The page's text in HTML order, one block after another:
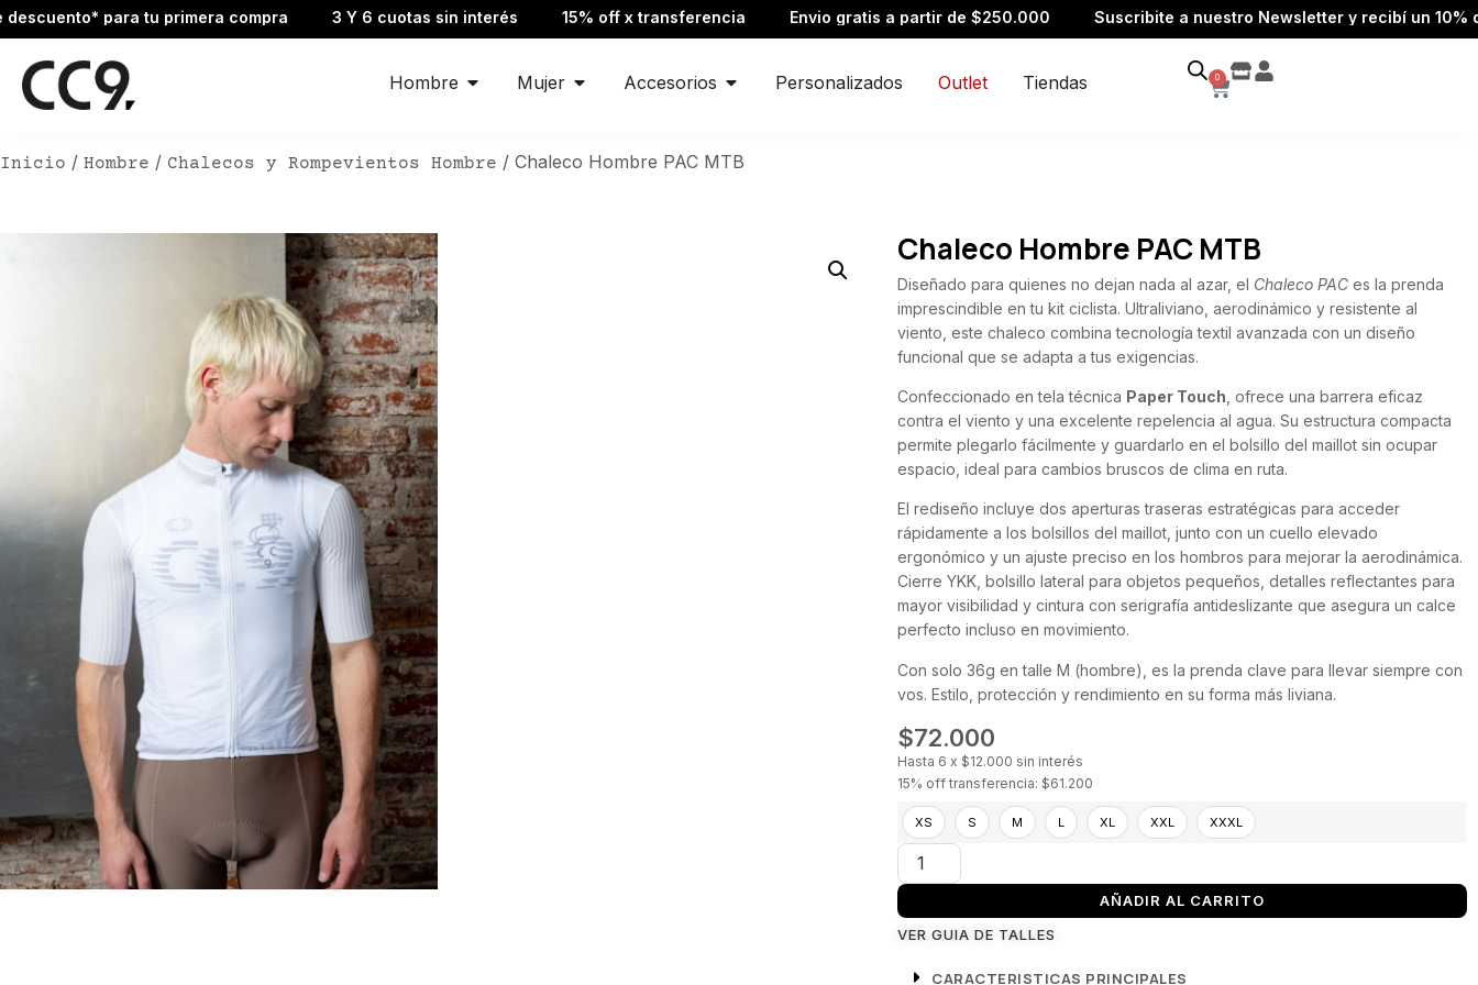
para tu primera compra 3 Y 6 cuotas sin interés 15% off x transferencia Envio gratis a partir de $250.000 Suscribite a nuestro Newsletter y recibí un 10% de
Hombre Mujer Accesorios Personalizados Outlet Tiendas 0
Inicio / Hombre / Chalecos y Rompevientos Hombre / Chaleco Hombre PAC MTB
Chaleco Hombre PAC MTB
Diseñado para quienes no dejan nada al azar, el Chaleco PAC es la prenda
imprescindible en tu kit ciclista. Ultraliviano, aerodinámico y resistente al
viento, este chaleco combina tecnología textil avanzada con un diseño
funcional que se adapta a tus exigencias.
Confeccionado en tela técnica Paper Touch , ofrece una barrera eficaz
contra el viento y una excelente repelencia al agua. Su estructura compacta
permite plegarlo fácilmente y guardarlo en el bolsillo del maillot sin ocupar
espacio, ideal para cambios bruscos de clima en ruta.
El rediseño incluye dos aperturas traseras estratégicas para acceder
rápidamente a los bolsillos del maillot, junto con un cuello elevado
ergonómico y un ajuste preciso en los hombros para mejorar la aerodinámica.
Cierre YKK, bolsillo lateral para objetos pequeños, detalles reflectantes para
mayor visibilidad y cintura con serigrafía antideslizante que asegura un calce
perfecto incluso en movimiento.
Con solo 36g en talle M (hombre), es la prenda clave para llevar siempre con
vos. Estilo, protección y rendimiento en su forma más liviana.
$72.000
Hasta 6 x $12.000 sin interés
15% off transferencia: $61.200
XS S M L XL XXL XXXL
AÑADIR AL CARRITO
VER GUIA DE TALLES
CARACTERISTICAS PRINCIPALES